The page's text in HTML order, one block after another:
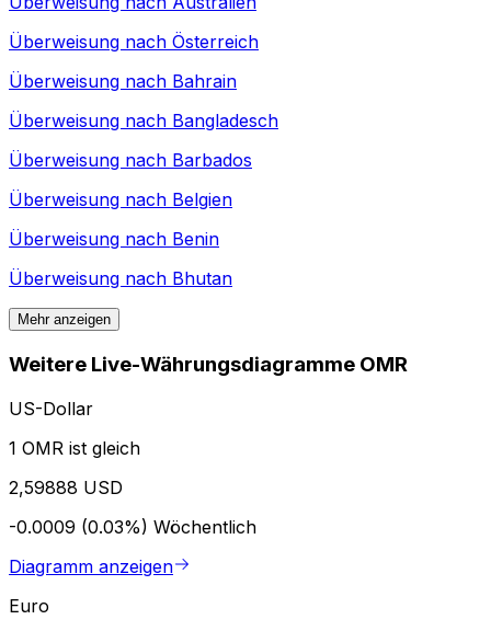
Überweisung nach Österreich
Überweisung nach Bahrain
Überweisung nach Bangladesch
Überweisung nach Barbados
Überweisung nach Belgien
Überweisung nach Benin
Überweisung nach Bhutan
Mehr anzeigen
Weitere Live-Währungsdiagramme OMR
US-Dollar
1 OMR ist gleich
2,59888 USD
-0.0009 (0.03%) Wöchentlich
Diagramm anzeigen
Euro